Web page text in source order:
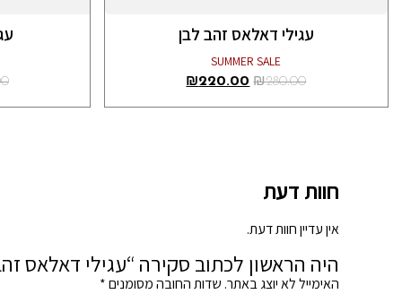
עגילי דאלאס זהב לבן
SUMMER SALE
₪280.00
₪220.00
חוות דעת
אין עדיין חוות דעת.
היה הראשון לכתוב סקירה “עגילי דאלאס
האימייל לא יוצג באתר. שדות החובה מסומנים*